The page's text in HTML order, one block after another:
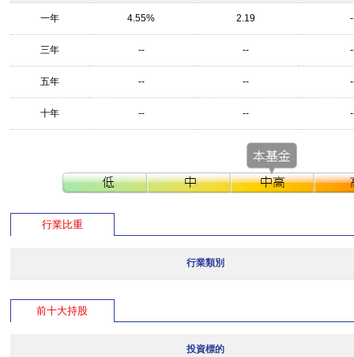
一年 4.55% 2.19
三年 -- --
五年 -- --
十年 -- --
行業比重
行業類別
前十大持股
投資標的